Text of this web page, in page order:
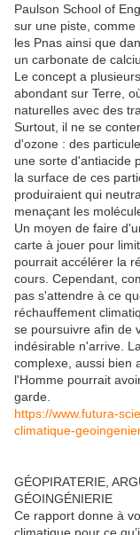
Paulson School of
sur une piste,
les Pnas ainsi que
un carbonate de
Le concept a
abondant sur Terre,
naturelles avec des
Surtout, il ne se
d'ozone : des
une sorte d'antiacide
la surface de ces
produiraient qui
menaçant les
Un moyen de faire
carte à jouer pour
pourrait accélérer la
cours. Cependant,
pas s'attendre à ce
réchauffement
se poursuivre afin de
indésirable n'arrive.
complexe, aussi bien
l'Homme pourrait
garde.
https://www.futura-
climatique-
GÉOPIRATERIE,
GÉOINGÉNIERIE
Ce rapport donne à